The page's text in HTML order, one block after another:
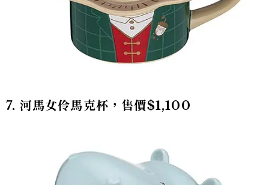
7. 河馬女伶馬克杯，售價$1,100